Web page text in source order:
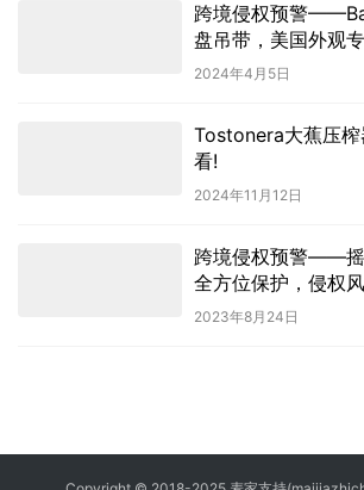
跨境侵权预警
盘吊带，美国外观
2024年4月5日
Tostonera大蕉压
看!
2024年11月12日
跨境侵权预警——
全方位保护，侵权
2023年8月24日